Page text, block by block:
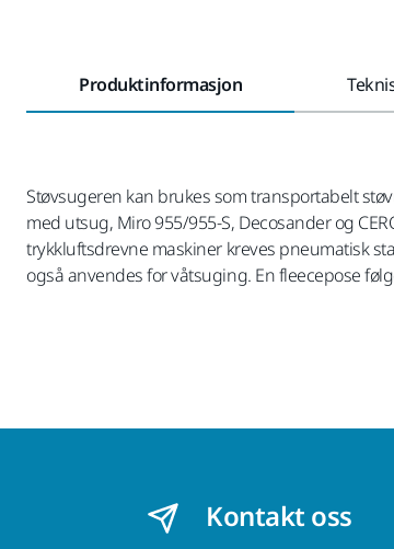
Produktinformasjon
Støvsugeren kan brukes som transportabelt
med utsug, Miro 955/955-S, Decosander og
trykkluftsdrevne maskiner kreves pneumatisk
også anvendes for våtsuging. En fleecepose
Kontakt oss